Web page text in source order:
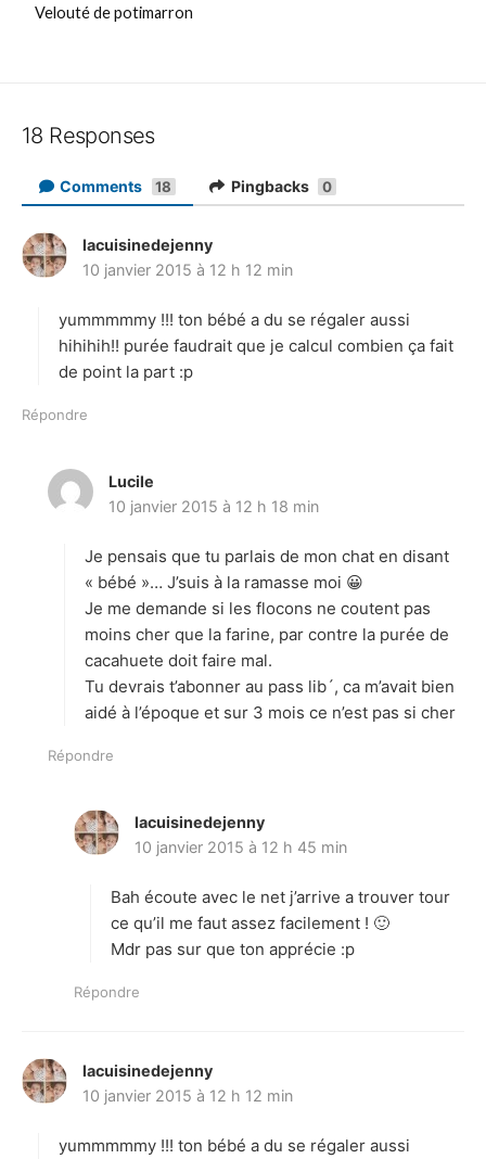
Velouté de potimarron
18 Responses
Comments 18 Pingbacks 0
lacuisinedejenny
i
:
10 janvier 2015 à 12 h 12 min
yummmmmy !!! ton bébé a du se régaler aussi
hihihih!! purée faudrait que je calcul combien ça fait
de point la part :p
Répondre
Lucile
i
10 janvier 2015 à 12 h 18 min
Je pensais que tu parlais de mon chat en disant
« bébé »… J’suis à la ramasse moi 😀
Je me demande si les flocons ne coutent pas
moins cher que la farine, par contre la purée de
cacahuete doit faire mal.
Tu devrais t’abonner au pass lib´, ca m’avait bien
aidé à l’époque et sur 3 mois ce n’est pas si cher
Répondre
lacuisinedejenny
i
:
10 janvier 2015 à 12 h 45 min
Bah écoute avec le net j’arrive a trouver tour
ce qu’il me faut assez facilement ! 🙂
Mdr pas sur que ton apprécie :p
Répondre
lacuisinedejenny
i
10 janvier 2015 à 12 h 12 min
yummmmmy !!! ton bébé a du se régaler aussi